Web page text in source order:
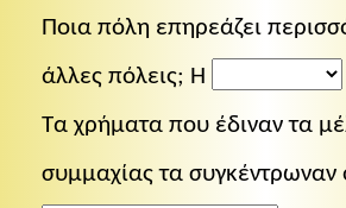
Ποια πόλη επηρεάζει
άλλες πόλεις; Η
Τα χρήματα που έδιναν τα
συμμαχίας τα συγκέντρωναν